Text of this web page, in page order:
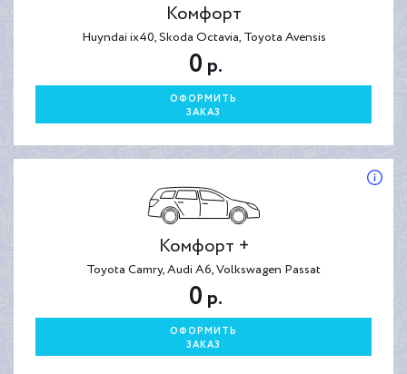
Комфорт
Huyndai ix40, Skoda Octavia, Toyota Avensis
0 р.
ОФОРМИТЬ
ЗАКАЗ
Комфорт +
Toyota Camry, Audi A6, Volkswagen Passat
0 р.
ОФОРМИТЬ
ЗАКАЗ